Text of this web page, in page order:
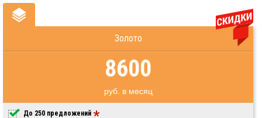
Золото
8600
руб. в месяц
До 250 предложений